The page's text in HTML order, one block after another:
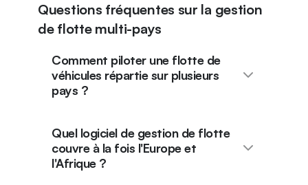
Questions fréquentes sur la gestion
de flotte multi-pays
Comment piloter une flotte de
véhicules répartie sur plusieurs
pays ?
Quel logiciel de gestion de flotte
couvre à la fois l'Europe et
l'Afrique ?